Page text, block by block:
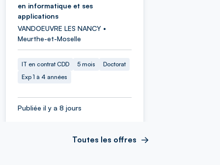
en informatique et ses
applications
VANDOEUVRE LES NANCY •
Meurthe-et-Moselle
IT en contrat CDD 5 mois
Doctorat
Exp 1 à 4 années
Publiée il y a 8 jours
Toutes les offres